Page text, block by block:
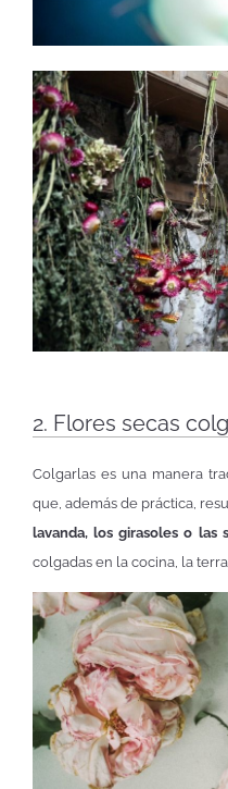
2. Flores secas
Colgarlas es una manera
que, además de práctica,
lavanda, los girasoles o las
colgadas en la cocina, la